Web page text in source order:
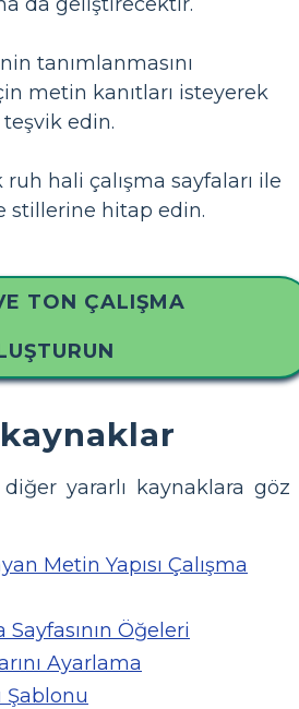
tanımlanmasını
metin kanıtları isteyerek
teşvik edin.
hali çalışma sayfaları ile
stillerine hitap edin.
TON ÇALIŞMA
yararlı kaynaklara göz
Metin Yapısı Çalışma
Sayfasının Öğeleri
Ayarlama
Şablonu